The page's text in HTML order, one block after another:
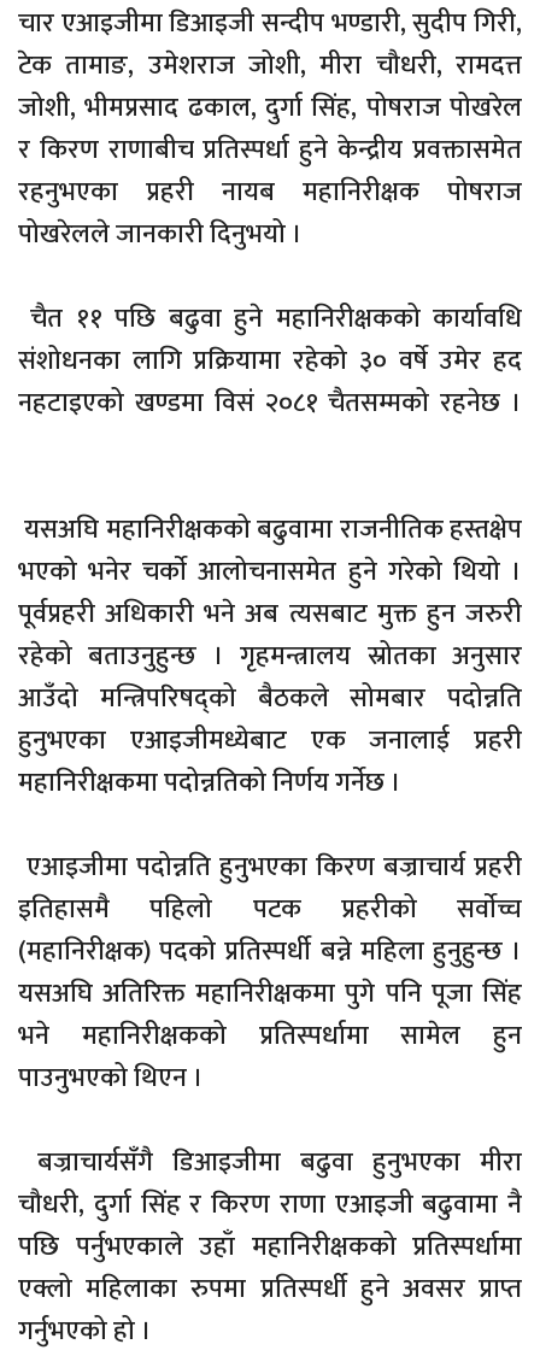
चार एआइजीमा डिआइजी सन्दीप भण्डारी, सुदीप गिरी,
टेक तामाङ, उमेशराज जोशी, मीरा चौधरी, रामदत्त
जोशी, भीमप्रसाद ढकाल, दुर्गा सिंह, पोषराज पोखरेल
र किरण राणाबीच प्रतिस्पर्धा हुने केन्द्रीय प्रवक्तासमेत
रहनुभएका प्रहरी नायब महानिरीक्षक पोषराज
पोखरेलले जानकारी दिनुभयो ।
चैत ११ पछि बढुवा हुने महानिरीक्षकको कार्यावधि
संशोधनका लागि प्रक्रियामा रहेको ३० वर्षे उमेर हद
नहटाइएको खण्डमा विसं २०८१ चैतसम्मको रहनेछ ।
यसअघि महानिरीक्षकको बढुवामा राजनीतिक हस्तक्षेप
भएको भनेर चर्काे आलोचनासमेत हुने गरेको थियो ।
पूर्वप्रहरी अधिकारी भने अब त्यसबाट मुक्त हुन जरुरी
रहेको बताउनुहुन्छ । गृहमन्त्रालय स्रोतका अनुसार
आउँदो मन्त्रिपरिषद्को बैठकले सोमबार पदोन्नति
हुनुभएका एआइजीमध्येबाट एक जनालाई प्रहरी
महानिरीक्षकमा पदोन्नतिको निर्णय गर्नेछ ।
एआइजीमा पदोन्नति हुनुभएका किरण बज्राचार्य प्रहरी
इतिहासमै पहिलो पटक प्रहरीको सर्वाेच्च
(महानिरीक्षक) पदको प्रतिस्पर्धी बन्ने महिला हुनुहुन्छ ।
यसअघि अतिरिक्त महानिरीक्षकमा पुगे पनि पूजा सिंह
भने महानिरीक्षकको प्रतिस्पर्धामा सामेल हुन
पाउनुभएको थिएन ।
बज्राचार्यसँगै डिआइजीमा बढुवा हुनुभएका मीरा
चौधरी, दुर्गा सिंह र किरण राणा एआइजी बढुवामा नै
पछि पर्नुभएकाले उहाँ महानिरीक्षकको प्रतिस्पर्धामा
एक्लो महिलाका रुपमा प्रतिस्पर्धी हुने अवसर प्राप्त
गर्नुभएको हो ।